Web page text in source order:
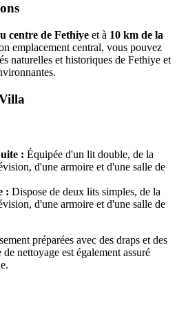
centre de Fethiye et à 10 km de la
emplacement central, vous pouvez
naturelles et historiques de Fethiye et
: Équipée d'un lit double, de la
d'une armoire et d'une salle de
: Dispose de deux lits simples, de la
d'une armoire et d'une salle de
préparées avec des draps et des
nettoyage est également assuré